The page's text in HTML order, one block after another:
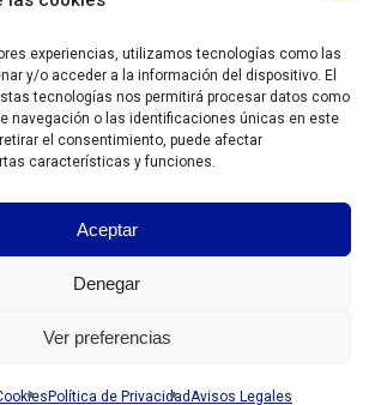
experiencias, utilizamos tecnologías como las
y/o acceder a la información del dispositivo. El
tecnologías nos permitirá procesar datos como
navegación o las identificaciones únicas en este
el consentimiento, puede afectar
características y funciones.
Aceptar
Denegar
Ver preferencias
Política de PrivacidadAvisos Legales
wp-
2026/07/Lista-